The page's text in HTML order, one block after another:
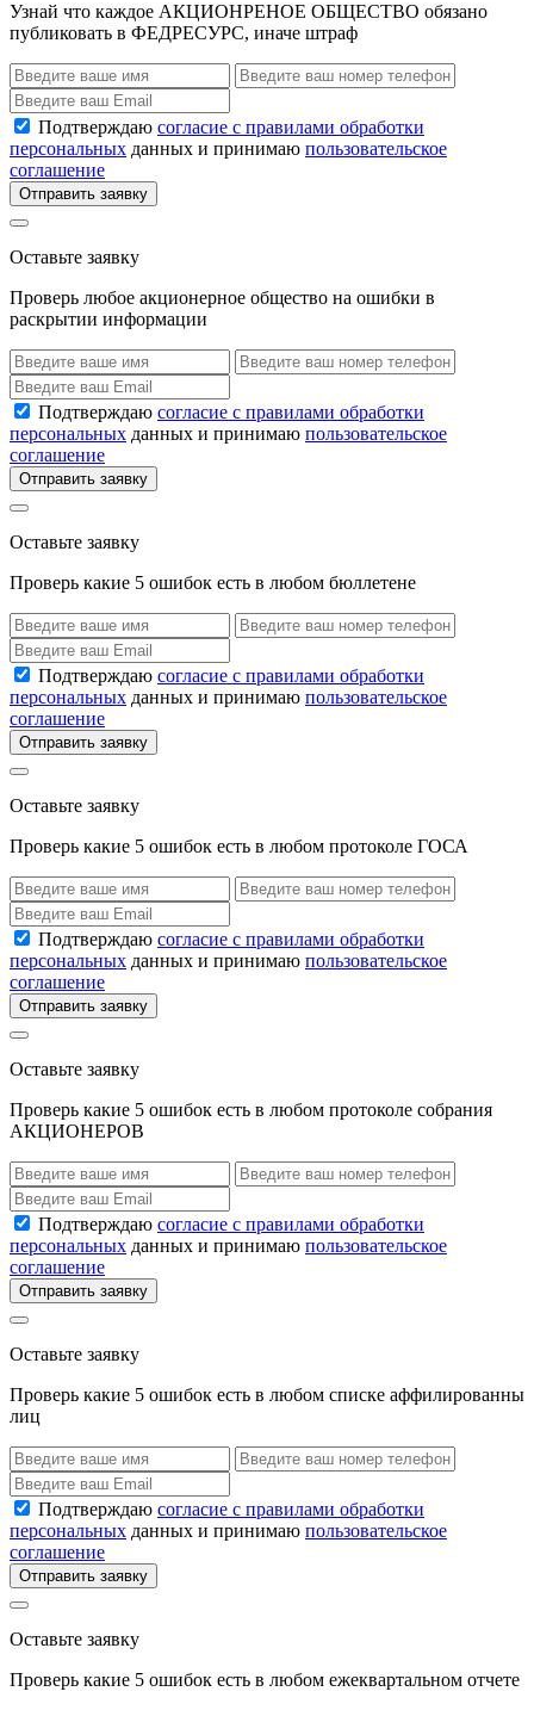
Узнай что каждое АКЦИОНРЕНОЕ ОБЩЕСТВО обязано
публиковать в ФЕДРЕСУРС, иначе штраф
Подтверждаю согласие с правилами обработки
персональных данных и принимаю пользовательское
соглашение
Отправить заявку
Оставьте заявку
Проверь любое акционерное общество на ошибки в
раскрытии информации
Подтверждаю согласие с правилами обработки
персональных данных и принимаю пользовательское
соглашение
Отправить заявку
Оставьте заявку
Проверь какие 5 ошибок есть в любом бюллетене
Подтверждаю согласие с правилами обработки
персональных данных и принимаю пользовательское
соглашение
Отправить заявку
Оставьте заявку
Проверь какие 5 ошибок есть в любом протоколе ГОСА
Подтверждаю согласие с правилами обработки
персональных данных и принимаю пользовательское
соглашение
Отправить заявку
Оставьте заявку
Проверь какие 5 ошибок есть в любом протоколе собрания
АКЦИОНЕРОВ
Подтверждаю согласие с правилами обработки
персональных данных и принимаю пользовательское
соглашение
Отправить заявку
Оставьте заявку
Проверь какие 5 ошибок есть в любом списке аффилированны
лиц
Подтверждаю согласие с правилами обработки
персональных данных и принимаю пользовательское
соглашение
Отправить заявку
Оставьте заявку
Проверь какие 5 ошибок есть в любом ежеквартальном отчете